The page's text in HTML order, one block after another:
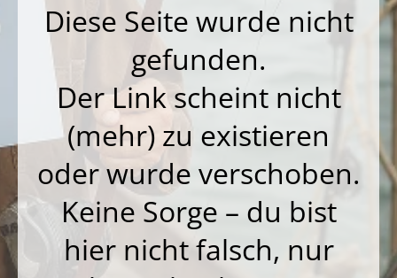
Diese Seite wurde nicht
gefunden.
Der Link scheint nicht
(mehr) zu existieren
oder wurde verschoben.
Keine Sorge – du bist
hier nicht falsch, nur